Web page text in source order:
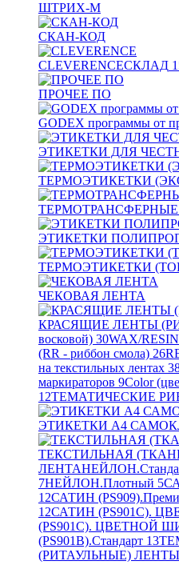
ШТРИХ-М
СКАН-КОД
CLEVERENCEСКЛАД
ПРОЧЕЕ ПО
GODEX программы от
ЭТИКЕТКИ ДЛЯ
ТЕРМОЭТИКЕТКИ
ЭТИКЕТКИ
ТЕРМОЭТИКЕТКИ
ЧЕКОВАЯ ЛЕНТА
КРАСЯЩИЕ ЛЕНТЫ
восковой) 30WAX/
(RR - риббон смола) 26
на текстильных лентах
маркираторов 9Color
12ТЕМАТИЧЕСКИЕ
ЭТИКЕТКИ А4
ТЕКСТИЛЬНАЯ
ЛЕНТА
7НЕЙЛОН.Плотный 5
12САТИН
12САТИН (PS901C).
(PS901C). ЦВЕТНОЙ
(PS901B).Стандарт 13
(РИТАУЛЬНЫЕ) ЛЕНТЫ